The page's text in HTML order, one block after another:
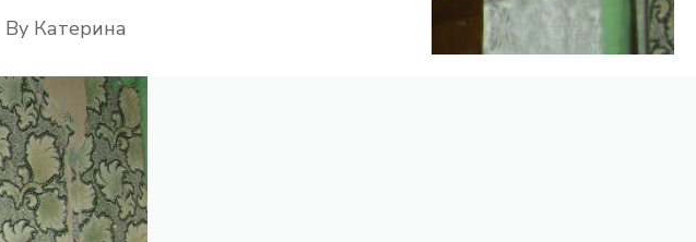
By Катерина